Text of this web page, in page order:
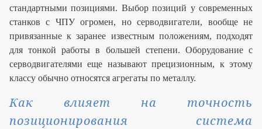
стандартными позициями. Выбор позиций у современных
станков с ЧПУ огромен, но серводвигатели, вообще не
привязанные к заранее известным положениям, подходят
для тонкой работы в большей степени. Оборудование с
серводвигателями еще называют прецизионным, к этому
классу обычно относятся агрегаты по металлу.
Как влияет на точность
позиционирования система